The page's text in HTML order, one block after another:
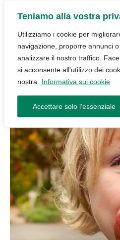
Teniamo alla vostra
Utilizziamo i cookie per
navigazione, proporre annunci
analizzare il nostro traffico.
si acconsente all'utilizzo dei
nostra.
Informativa sui cookie
Accettare solo l'essenziale